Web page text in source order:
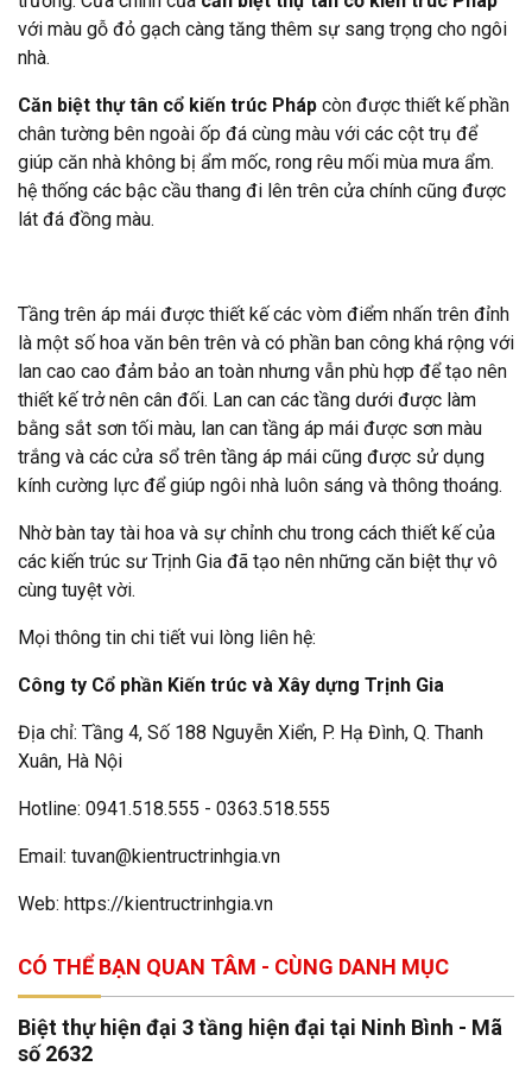
với màu gỗ đỏ gạch càng tăng thêm sự sang trọng cho ngôi
nhà.
Căn biệt thự tân cổ kiến trúc Pháp còn được thiết kế phần
chân tường bên ngoài ốp đá cùng màu với các cột trụ để
giúp căn nhà không bị ẩm mốc, rong rêu mối mùa mưa ẩm.
hệ thống các bậc cầu thang đi lên trên cửa chính cũng được
lát đá đồng màu.
Tầng trên áp mái được thiết kế các vòm điểm nhấn trên đỉnh
là một số hoa văn bên trên và có phần ban công khá rộng với
lan cao cao đảm bảo an toàn nhưng vẫn phù hợp để tạo nên
thiết kế trở nên cân đối. Lan can các tầng dưới được làm
bằng sắt sơn tối màu, lan can tầng áp mái được sơn màu
trắng và các cửa sổ trên tầng áp mái cũng được sử dụng
kính cường lực để giúp ngôi nhà luôn sáng và thông thoáng.
Nhờ bàn tay tài hoa và sự chỉnh chu trong cách thiết kế của
các kiến trúc sư Trịnh Gia đã tạo nên những căn biệt thự vô
cùng tuyệt vời.
Mọi thông tin chi tiết vui lòng liên hệ:
Công ty Cổ phần Kiến trúc và Xây dựng Trịnh Gia
Địa chỉ: Tầng 4, Số 188 Nguyễn Xiển, P. Hạ Đình, Q. Thanh
Xuân, Hà Nội
Hotline: 0941.518.555 - 0363.518.555
Email: tuvan@kientructrinhgia.vn
Web: https://kientructrinhgia.vn
CÓ THỂ BẠN QUAN TÂM - CÙNG DANH MỤC
Biệt thự hiện đại 3 tầng hiện đại tại Ninh Bình - Mã
số 2632